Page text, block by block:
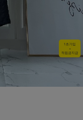
1초가입
+
적립금지급